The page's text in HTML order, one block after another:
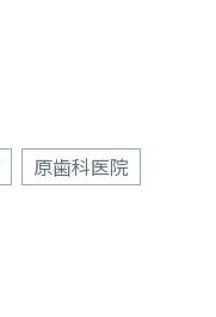
原歯科医院